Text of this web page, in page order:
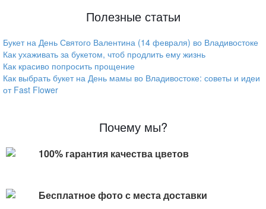
Полезные статьи
Букет на День Святого Валентина (14 февраля) во Владивостоке
Как ухаживать за букетом, чтоб продлить ему жизнь
Как красиво попросить прощение
Как выбрать букет на День мамы во Владивостоке: советы и идеи
от Fast Flower
Почему мы?
100% гарантия качества цветов
Бесплатное фото с места доставки